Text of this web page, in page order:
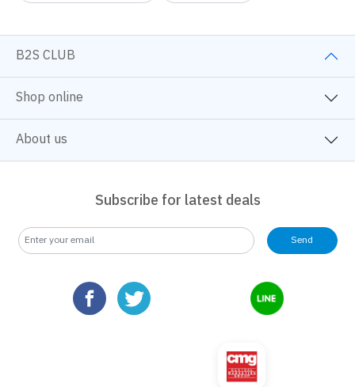
B2S CLUB
Shop online
About us
Subscribe for latest deals
Send